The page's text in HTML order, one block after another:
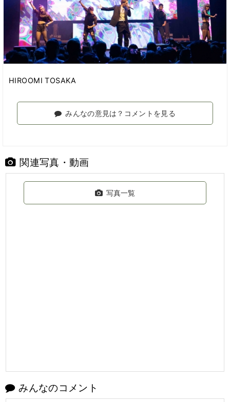
HIROOMI TOSAKA
みんなの意見は？コメントを見る
関連写真・動画
写真一覧
みんなのコメント